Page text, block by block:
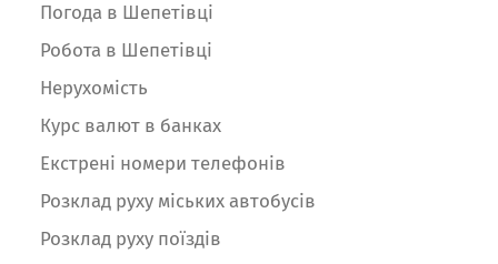
Погода в Шепетівці
Робота в Шепетівці
Нерухомість
Курс валют в банках
Екстрені номери телефонів
Розклад руху міських автобусів
Розклад руху поїздів